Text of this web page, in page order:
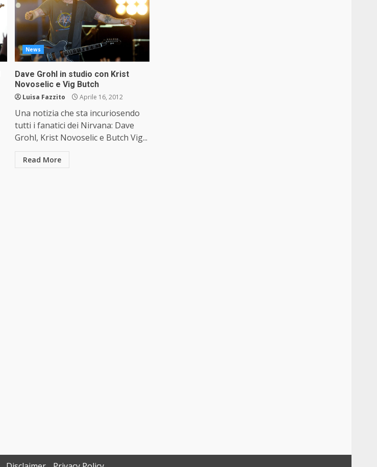
News
Dave Grohl in studio con Krist
Novoselic e Vig Butch
Luisa Fazzito Aprile 16, 2012
Una notizia che sta incuriosendo
tutti i fanatici dei Nirvana: Dave
Grohl, Krist Novoselic e Butch Vig...
Read More